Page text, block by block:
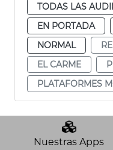
TODAS LAS
EN PORTADA
NORMAL
EL CARME
PLATAFORMES
Nuestras Apps